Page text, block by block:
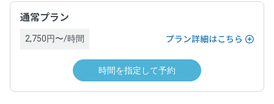
通常プラン
2,750円〜/時間 プラン詳細はこちら
時間を指定して予約